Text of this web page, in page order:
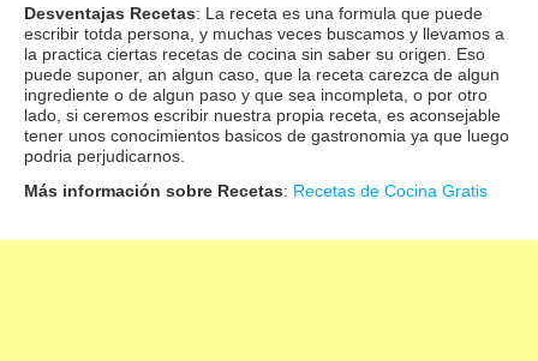
Desventajas Recetas: La receta es una formula que puede
escribir totda persona, y muchas veces buscamos y llevamos a
la practica ciertas recetas de cocina sin saber su origen. Eso
puede suponer, an algun caso, que la receta carezca de algun
ingrediente o de algun paso y que sea incompleta, o por otro
lado, si ceremos escribir nuestra propia receta, es aconsejable
tener unos conocimientos basicos de gastronomia ya que luego
podria perjudicarnos.
Más información sobre Recetas: Recetas de Cocina Gratis